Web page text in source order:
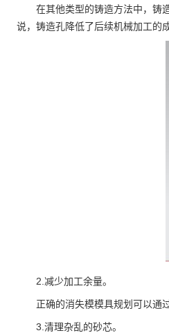
在其他类型的铸造方法中，铸造
说，铸造孔降低了后续机械加工的
2.减少加工余量。
正确的消失模模具规划可以通过
3.清理杂乱的砂芯。